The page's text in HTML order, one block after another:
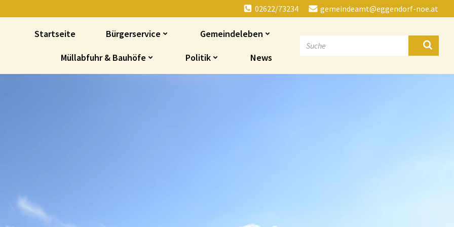
02622/73234 gemeindeamt@eggendorf-noe.at
Startseite Bürgerservice Gemeindeleben
Müllabfuhr & Bauhöfe Politik News